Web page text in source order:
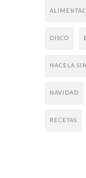
DISCO
HACELA
NAVIDAD
RECETAS